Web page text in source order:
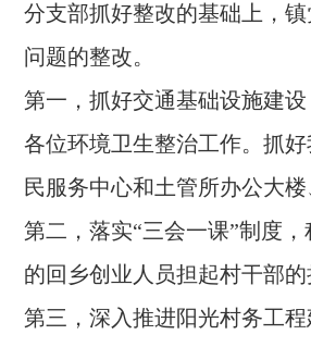
分支部抓好整改的基础上，
问题的整改。
第一，抓好交通基础设施建
各位环境卫生整治工作。抓
民服务中心和土管所办公大
第二，落实“三会一课”制度
的回乡创业人员担起村干部
第三，深入推进阳光村务工